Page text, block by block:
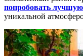
попробовать
уникальной